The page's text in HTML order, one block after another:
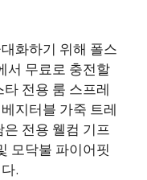
화하기 위해 폴스
서 무료로 충전할
전용 룸 스프레
지터블 가죽 트레
전용 웰컴 기프
모닥불 파이어핏
.